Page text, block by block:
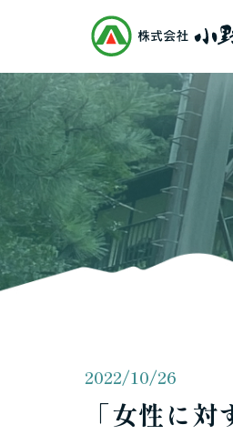
2022/10/26
「女性に